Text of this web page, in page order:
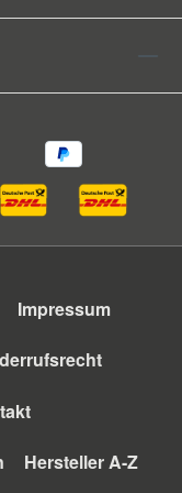
Impressum
Hersteller A-Z